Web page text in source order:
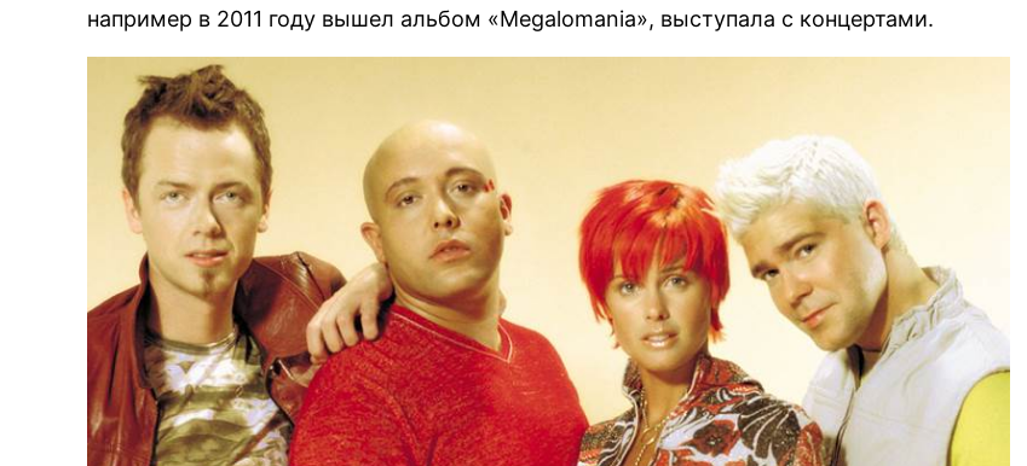
например в 2011 году вышел альбом «Megalomania», выступала с концертами.